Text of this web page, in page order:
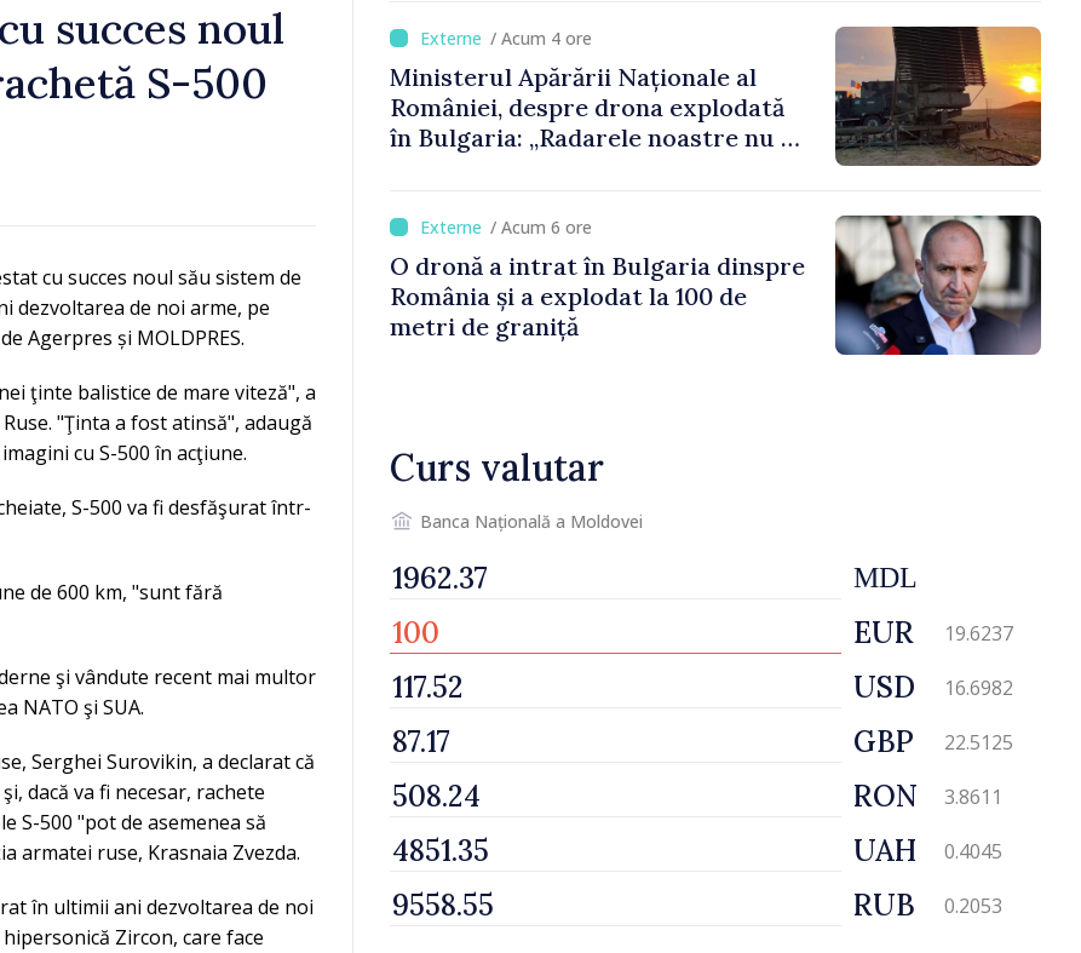
succes noul
S-500
cu succes noul său sistem de
dezvoltarea de noi arme, pe
Agerpres și MOLDPRES.
ţinte balistice de mare viteză", a
"Ţinta a fost atinsă", adaugă
cu S-500 în acţiune.
S-500 va fi desfăşurat într-
de 600 km, "sunt fără
şi vândute recent mai multor
NATO şi SUA.
Serghei Surovikin, a declarat că
dacă va fi necesar, rachete
S-500 "pot de asemenea să
armatei ruse, Krasnaia Zvezda.
în ultimii ani dezvoltarea de noi
Zircon, care face
/ Acum 4 ore
Ministerul Apărării Naționale al
României, despre drona explodată
în Bulgaria: „Radarele noastre nu au
/ Acum 6 ore
O dronă a intrat în Bulgaria dinspre
România și a explodat la 100 de
metri de graniță
Curs valutar
Banca Națională a Moldovei
MDL
EUR 19.6237
USD 16.6982
GBP 22.5125
RON 3.8611
UAH 0.4045
RUB 0.2053